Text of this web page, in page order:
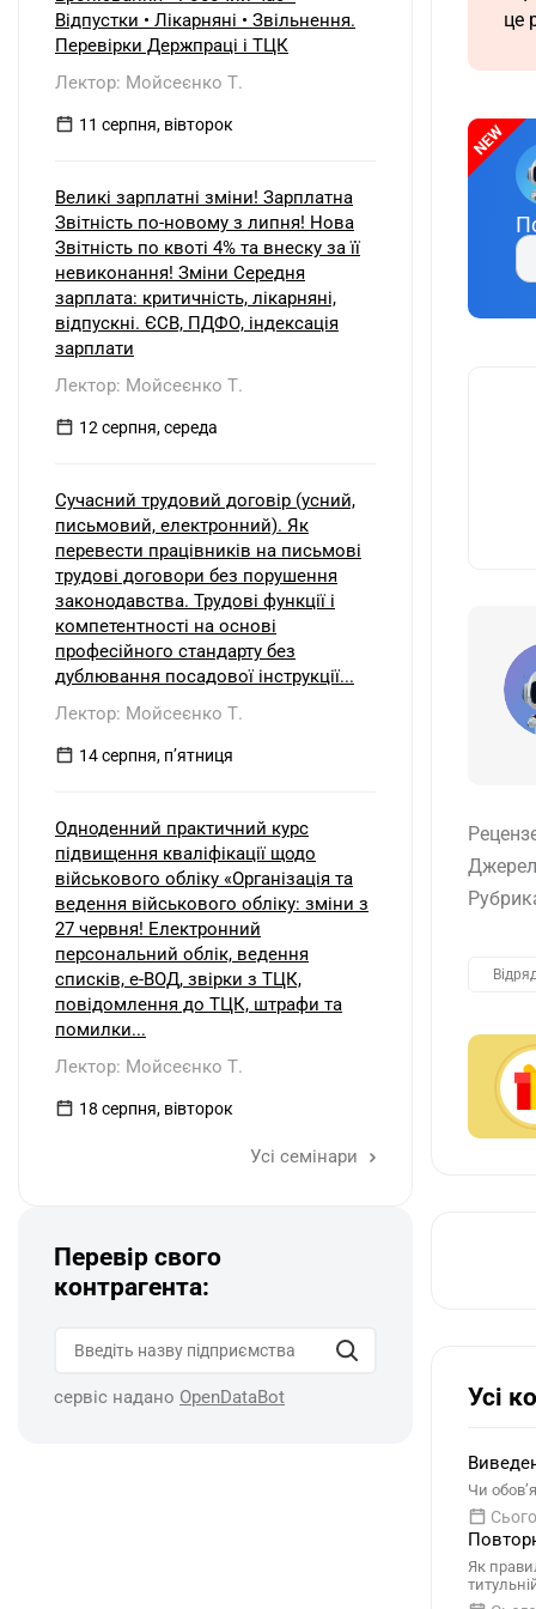
це
Усі
Чи
Як
Відпустки • Лікарняні • Звільнення.
Перевірки Держпраці і ТЦК
Лектор: Мойсеєнко Т.
11 серпня, вівторок
Великі зарплатні зміни! Зарплатна
Звітність по-новому з липня! Нова
Звітність по квоті 4% та внеску за її
невиконання! Зміни Середня
зарплата: критичність, лікарняні,
відпускні. ЄСВ, ПДФО, індексація
зарплати
Лектор: Мойсеєнко Т.
12 серпня, середа
Сучасний трудовий договір (усний,
письмовий, електронний). Як
перевести працівників на письмові
трудові договори без порушення
законодавства. Трудові функції і
компетентності на основі
професійного стандарту без
дублювання посадової інструкції...
Лектор: Мойсеєнко Т.
14 серпня, пʼятниця
Одноденний практичний курс
підвищення кваліфікації щодо
військового обліку «Організація та
ведення військового обліку: зміни з
27 червня! Електронний
персональний облік, ведення
списків, е-ВОД, звірки з ТЦК,
повідомлення до ТЦК, штрафи та
помилки...
Лектор: Мойсеєнко Т.
18 серпня, вівторок
Усі семінари
Перевір свого
контрагента:
сервіс надано OpenDataBot